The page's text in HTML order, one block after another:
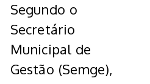
Segundo o
Secretário
Municipal de
Gestão (Semge),